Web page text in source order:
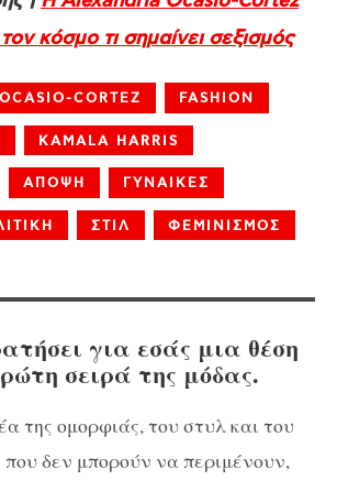
κόσμο τι σημαίνει σεξισμός
CORTEZ FASHION
KAMALA HARRIS
ΑΠΟΨΗ ΓΥΝΑΙΚΕΣ
ΣΤΙΛ ΦΕΜΙΝΙΣΜΟΣ
για εσάς μια θέση
σειρά της μόδας.
της ομορφιάς, του στυλ και του
δεν μπορούν να περιμένουν,